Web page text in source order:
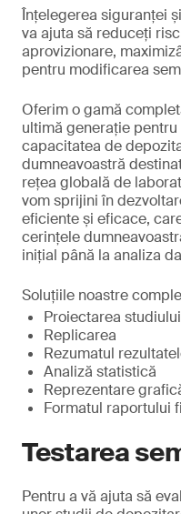
Înțelegerea siguranței
va ajuta să reduceți
aprovizionare,
pentru modificarea
Oferim o gamă
ultimă generație
capacitatea de
dumneavoastră
rețea globală de
vom sprijini în
eficiente și eficace,
cerințele
inițial până la analiza
Soluțiile noastre
Proiectarea studiului
Replicarea
Rezumatul
Analiză statistică
Reprezentare
Formatul raportului
Testarea
Pentru a vă ajuta să